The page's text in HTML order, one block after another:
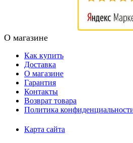
О магазине
Как купить
Доставка
О магазине
Гарантия
Контакты
Возврат товара
Политика
Карта сайта